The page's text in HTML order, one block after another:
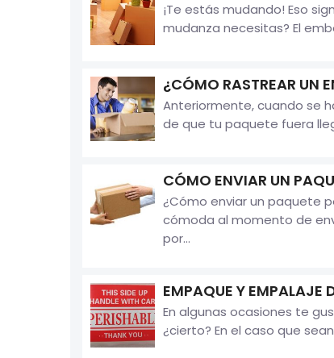
¡Te estás mudando! Eso
mudanza necesitas? El
¿CÓMO RASTREAR UN
Anteriormente, cuando se
de que tu paquete fuera
CÓMO ENVIAR UN
¿Cómo enviar un paquete
cómoda al momento de
por...
EMPAQUE Y EMPALAJE
En algunas ocasiones te
¿cierto? En el caso que